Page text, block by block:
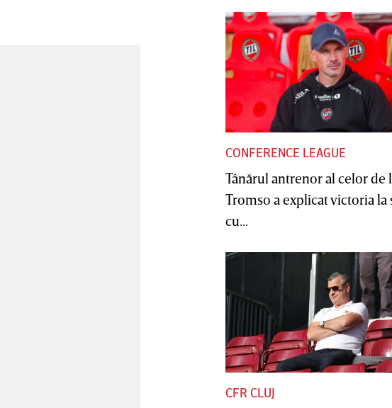
CONFERENCE LEAGUE
Tânărul antrenor al celor de
Tromso a explicat victoria la
cu...
CFR CLUJ